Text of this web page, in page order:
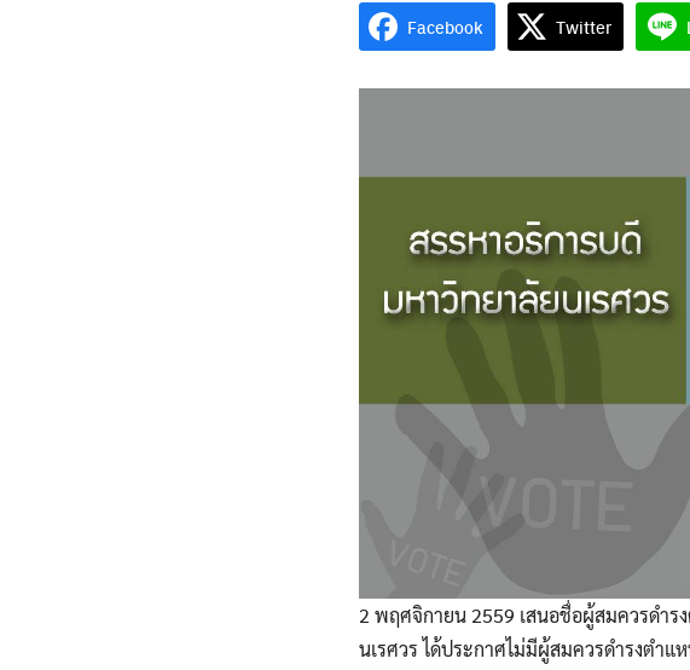
Facebook Twitter
2 พฤศจิกายน 2559 เสนอชื่อผู้สมควรดำร
นเรศวร ได้ประกาศไม่มีผู้สมควรดำรงตำแ